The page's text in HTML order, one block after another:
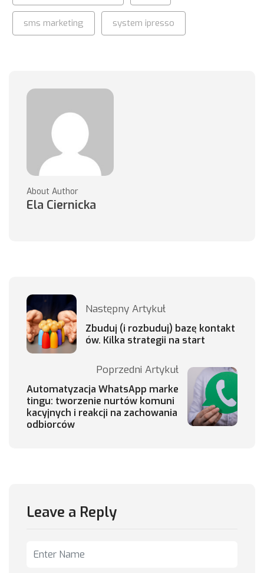
sms marketing system ipresso
About Author
Ela Ciernicka
Następny Artykuł
Zbuduj (i rozbuduj) bazę kontakt
ów. Kilka strategii na start
Poprzedni Artykuł
Automatyzacja WhatsApp marke
tingu: tworzenie nurtów komuni
kacyjnych i reakcji na zachowania
odbiorców
Leave a Reply